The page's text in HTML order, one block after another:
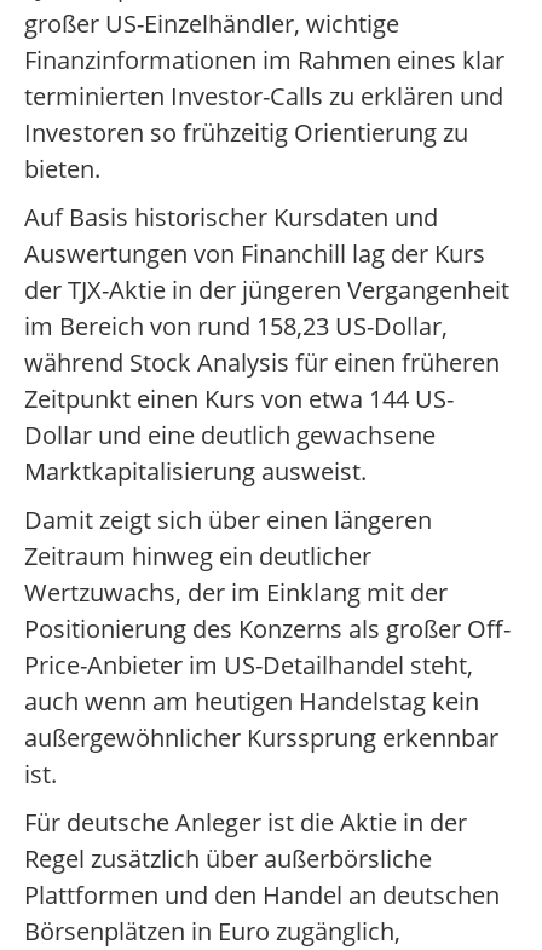
großer US-Einzelhändler, wichtige
Finanzinformationen im Rahmen eines klar
terminierten Investor-Calls zu erklären und
Investoren so frühzeitig Orientierung zu
bieten.
Auf Basis historischer Kursdaten und
Auswertungen von Financhill lag der Kurs
der TJX-Aktie in der jüngeren Vergangenheit
im Bereich von rund 158,23 US-Dollar,
während Stock Analysis für einen früheren
Zeitpunkt einen Kurs von etwa 144 US-
Dollar und eine deutlich gewachsene
Marktkapitalisierung ausweist.
Damit zeigt sich über einen längeren
Zeitraum hinweg ein deutlicher
Wertzuwachs, der im Einklang mit der
Positionierung des Konzerns als großer Off-
Price-Anbieter im US-Detailhandel steht,
auch wenn am heutigen Handelstag kein
außergewöhnlicher Kurssprung erkennbar
ist.
Für deutsche Anleger ist die Aktie in der
Regel zusätzlich über außerbörsliche
Plattformen und den Handel an deutschen
Börsenplätzen in Euro zugänglich,